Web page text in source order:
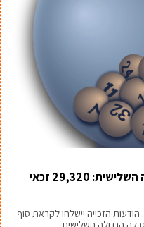
הסתיימה ההרשמה להגרלה הגדולה השלישית: 29,320 זכאי
כבר השבוע. הודעות הזכייה יישלחו לקראת סוף